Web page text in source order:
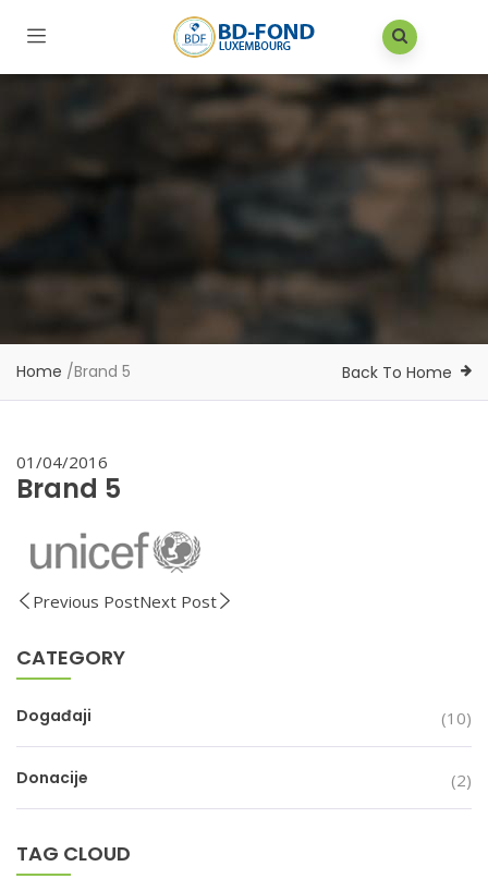
Home /Brand 5 Back To Home
01/04/2016
Brand 5
Previous PostNext Post
CATEGORY
Događaji (10)
Donacije (2)
TAG CLOUD